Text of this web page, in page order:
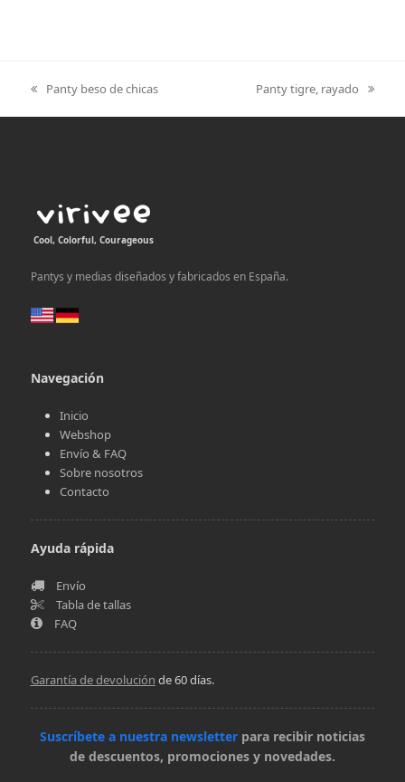
previous
post:
Panty beso de chicas
next
post:
Panty tigre, rayado
Cool, Colorful, Courageous
Pantys y medias diseñados y fabricados en España.
Navegación
Inicio
Webshop
Envío & FAQ
Sobre nosotros
Contacto
Ayuda rápida
Envío
Tabla de tallas
FAQ
Garantía de devolución de 60 días.
Suscríbete a nuestra newsletter para recibir noticias
de descuentos, promociones y novedades.